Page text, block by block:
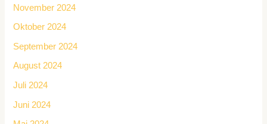
November 2024
Oktober 2024
September 2024
August 2024
Juli 2024
Juni 2024